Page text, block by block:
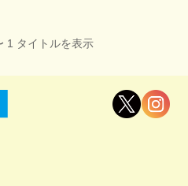
1 タイトルを表示